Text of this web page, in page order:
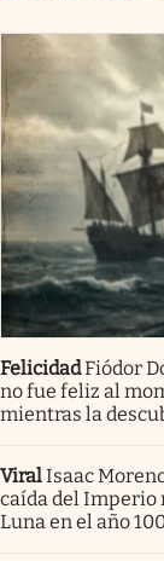
FelicidadFiódor
no fue feliz al
mientras la
ViralIsaac
caída del Imperio
Luna en el año